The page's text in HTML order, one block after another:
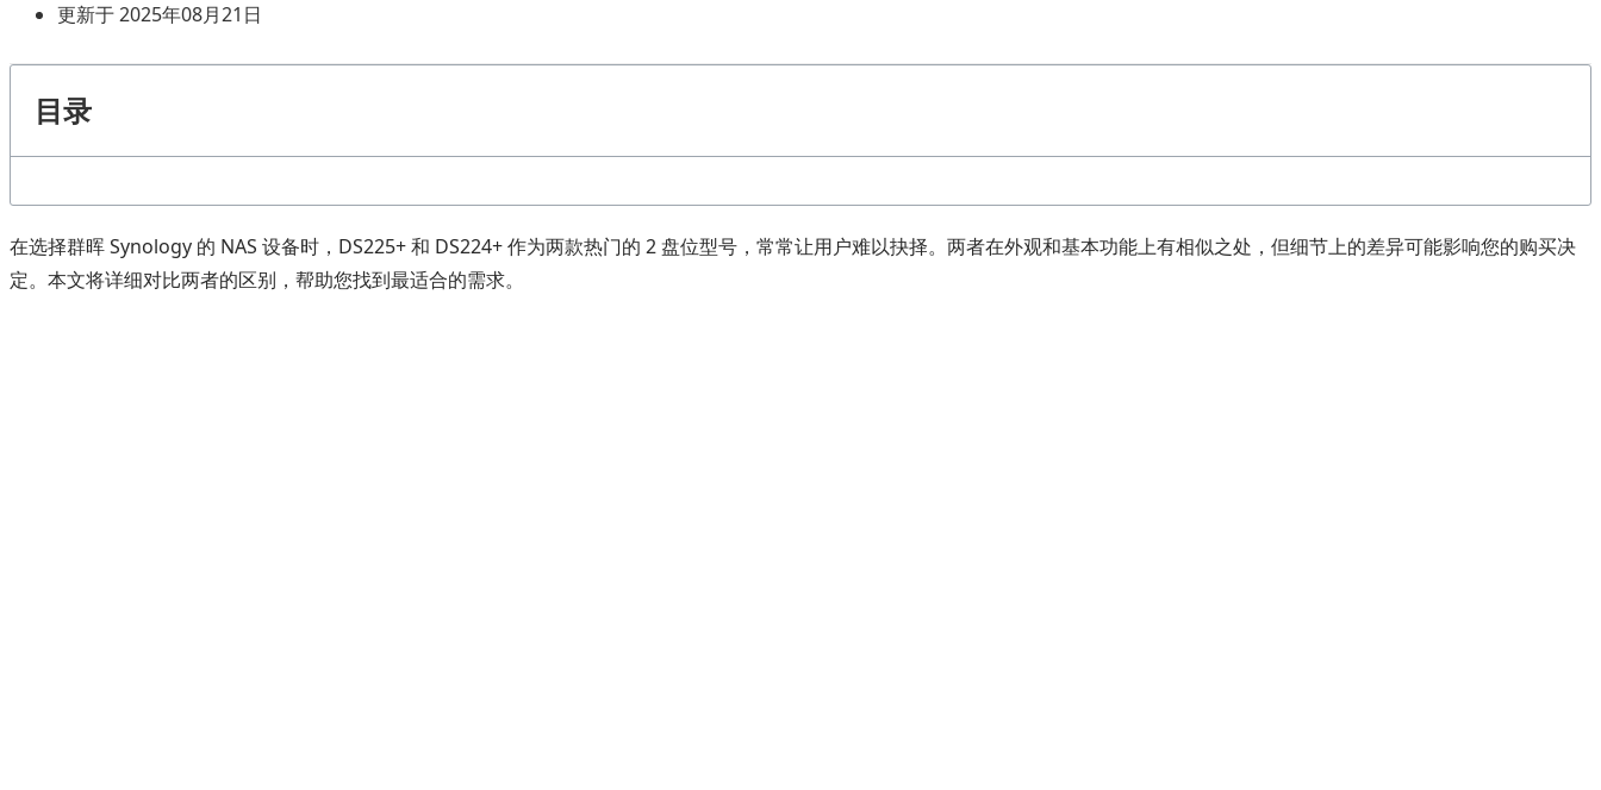
更新于 2025年08月21日
目录
在选择群晖 Synology 的 NAS 设备时，DS225+ 和 DS224+ 作为两款热门的 2 盘位型号，常常让用户难以抉择。两者在外观和基本功能上有相似之处，但细节上的差异可能影响您的购买决
定。本文将详细对比两者的区别，帮助您找到最适合的需求。